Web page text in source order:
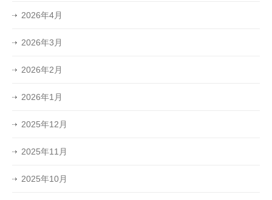
2026年4月
2026年3月
2026年2月
2026年1月
2025年12月
2025年11月
2025年10月